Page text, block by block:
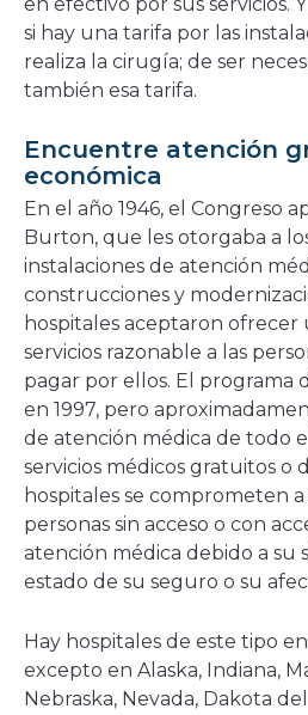
si hay una tarifa por las
realiza la cirugía; de ser
también esa tarifa.
Encuentre atención
económica
En el año 1946, el Congreso
Burton, que les otorgaba a
instalaciones de atención
construcciones y
hospitales aceptaron
servicios razonable a las
pagar por ellos. El programa
en 1997, pero
de atención médica de todo
servicios médicos gratuitos o
hospitales se comprometen
personas sin acceso o con
atención médica debido a su
estado de su seguro o su
Hay hospitales de este tipo
excepto en Alaska, Indiana,
Nebraska, Nevada, Dakota